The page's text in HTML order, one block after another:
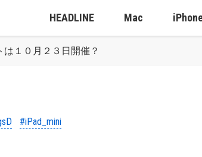
HEADLINE Mac
は１０月２３日開催？
#iPad_mini